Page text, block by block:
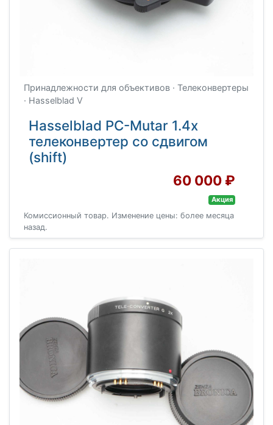
Принадлежности для объективов · Телеконвертеры
· Hasselblad V
Hasselblad PC-Mutar 1.4x
телеконвертер со сдвигом
(shift)
60 000 ₽
Акция
Комиссионный товар. Изменение цены: более месяца
назад.